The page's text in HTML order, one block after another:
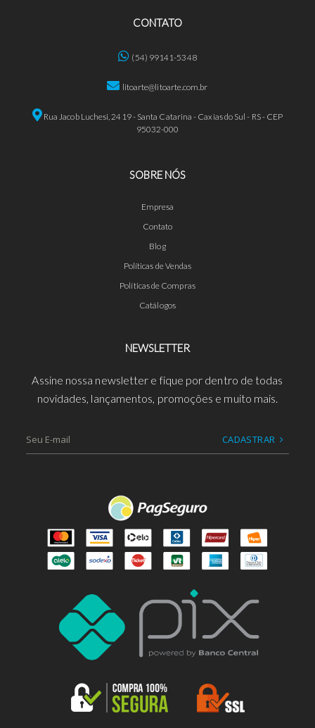
CONTATO
(54) 99141-5348
litoarte@litoarte.com.br
Rua Jacob Luchesi, 2419 - Santa Catarina - Caxias do Sul - RS - CEP
95032-000
SOBRE NÓS
Empresa
Contato
Blog
Políticas de Vendas
Políticas de Compras
Catálogos
NEWSLETTER
Assine nossa newsletter e fique por dentro de todas
novidades, lançamentos, promoções e muito mais.
CADASTRAR